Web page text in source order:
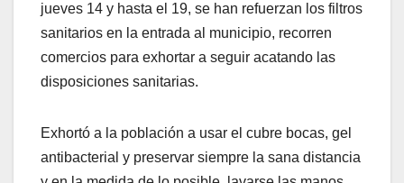
jueves 14 y hasta el 19, se han refuerzan los filtros
sanitarios en la entrada al municipio, recorren
comercios para exhortar a seguir acatando las
disposiciones sanitarias.
Exhortó a la población a usar el cubre bocas, gel
antibacterial y preservar siempre la sana distancia